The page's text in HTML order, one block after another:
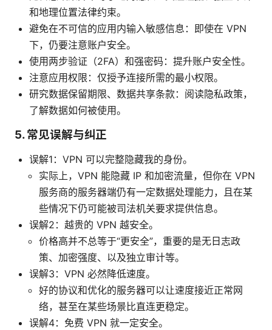
和地理位置法律约束。
避免在不可信的应用内输入敏感信息：即使在 VPN
下，仍要注意账户安全。
使用两步验证（2FA）和强密码：提升账户安全性。
注意应用权限：仅授予连接所需的最小权限。
研究数据保留期限、数据共享条款：阅读隐私政策，
了解数据如何被使用。
5. 常见误解与纠正
误解1：VPN 可以完整隐藏我的身份。
实际上，VPN 能隐藏 IP 和加密流量，但你在 VPN
服务商的服务器端仍有一定数据处理能力，且在某
些情况下仍可能被司法机关要求提供信息。
误解2：越贵的 VPN 越安全。
价格高并不总等于“更安全”，重要的是无日志政
策、加密强度、以及独立审计等。
误解3：VPN 必然降低速度。
好的协议和优化的服务器可以让速度接近正常网
络，甚至在某些场景比直连更稳定。
误解4：免费 VPN 就一定安全。